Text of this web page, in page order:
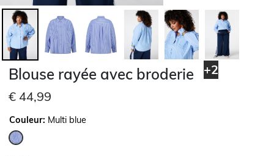
+2
Blouse rayée avec broderie
€ 44,99
Couleur: Multi blue